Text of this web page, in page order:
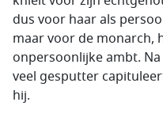
dus voor haar als
maar voor de monarch,
onpersoonlijke ambt. Na
veel gesputter
hij.